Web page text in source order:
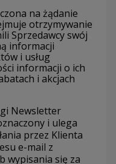
na żądanie
otrzymywanie
Sprzedawcy swój
informacji
i usług
informacji o ich
i akcjach
Newsletter
i ulega
przez Klienta
e-mail z
wypisania się za